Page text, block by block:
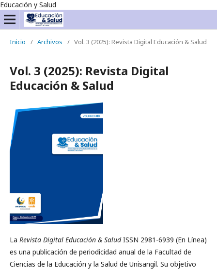
Educación y Salud
Inicio / Archivos / Vol. 3 (2025): Revista Digital Educación & Salud
Vol. 3 (2025): Revista Digital
Educación & Salud
La Revista Digital Educación & SaludISSN 2981-6939 (En Línea)
es una publicación de periodicidad anual de la Facultad de
Ciencias de la Educación y la Salud de Unisangil. Su objetivo